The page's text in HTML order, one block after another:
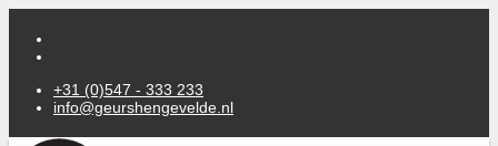
+31 (0)547 - 333 233
info@geurshengevelde.nl